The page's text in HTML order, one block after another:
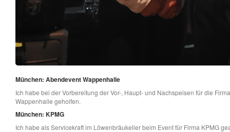
München: Abendevent Wappenhalle
Ich habe bei der Vorbereitung der Vor-, Haupt- und Nachspeisen für die
Wappenhalle geholfen.
München: KPMG
Ich habe als Servicekraft im Löwenbräukeller beim Event für Firma KPMG